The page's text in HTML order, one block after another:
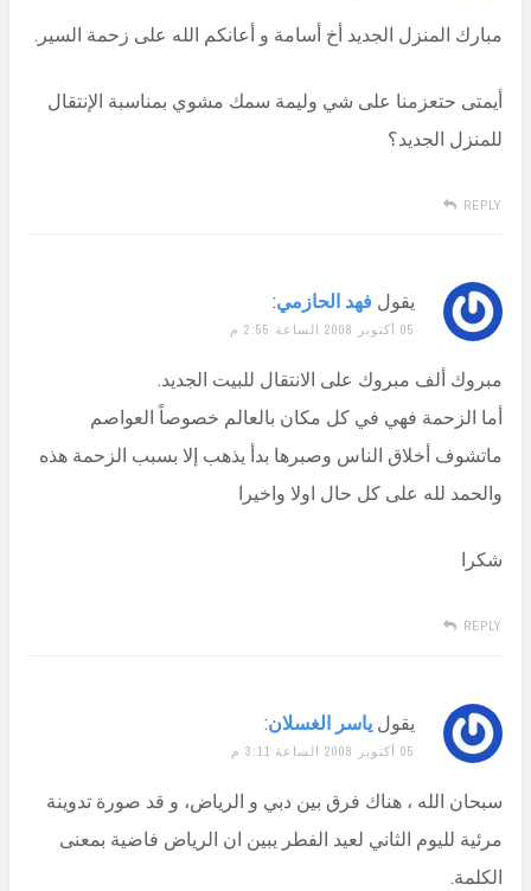
مبارك المنزل الجديد أخ أسامة و أعانكم الله على زحمة السير.
أيمتى حتعزمنا على شي وليمة سمك مشوي بمناسبة الإنتقال
للمنزل الجديد؟
REPLY
يقول فهد الحازمي:
05 أكتوبر 2008 الساعة 2:55 م
مبروك ألف مبروك على الانتقال للبيت الجديد.
أما الزحمة فهي في كل مكان بالعالم خصوصاً العواصم
ماتشوف أخلاق الناس وصبرها بدأ يذهب إلا بسبب الزحمة هذه
والحمد لله على كل حال اولا واخيرا
شكرا
REPLY
يقول ياسر الغسلان:
05 أكتوبر 2008 الساعة 3:11 م
سبحان الله ، هناك فرق بين دبي و الرياض، و قد صورة تدوينة
مرئية لليوم الثاني لعيد الفطر يبين ان الرياض فاضية بمعنى
الكلمة.